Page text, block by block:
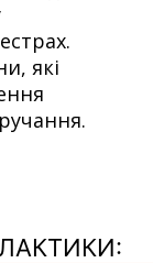
які